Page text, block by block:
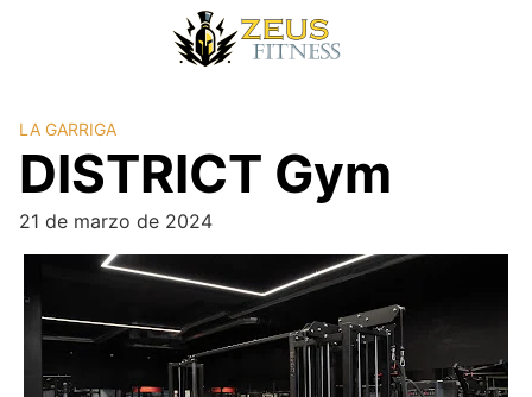
LA GARRIGA
DISTRICT Gym
21 de marzo de 2024